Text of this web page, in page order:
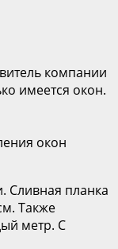
компании
имеется окон.
окон
Сливная планка
Также
метр. С